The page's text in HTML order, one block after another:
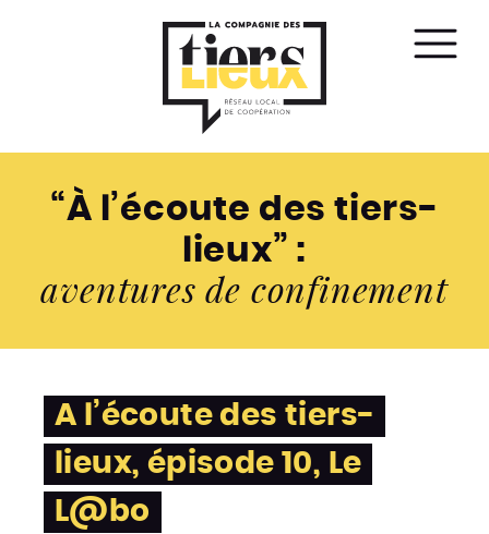
le
“À l’écoute des tiers-
lieux” :
aventures de confinement
A l’écoute des tiers-
lieux, épisode 10, Le
L@bo